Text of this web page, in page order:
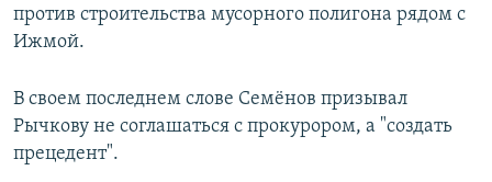
против строительства мусорного полигона рядом с
Ижмой.
В своем последнем слове Семёнов призывал
Рычкову не соглашаться с прокурором, а "создать
прецедент".